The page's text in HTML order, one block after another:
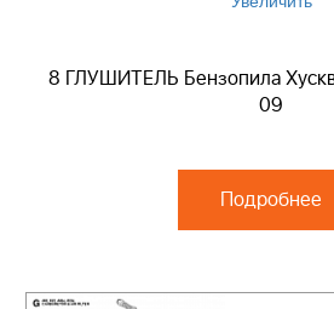
8 ГЛУШИТЕЛЬ Бензопила
09
Подробнее